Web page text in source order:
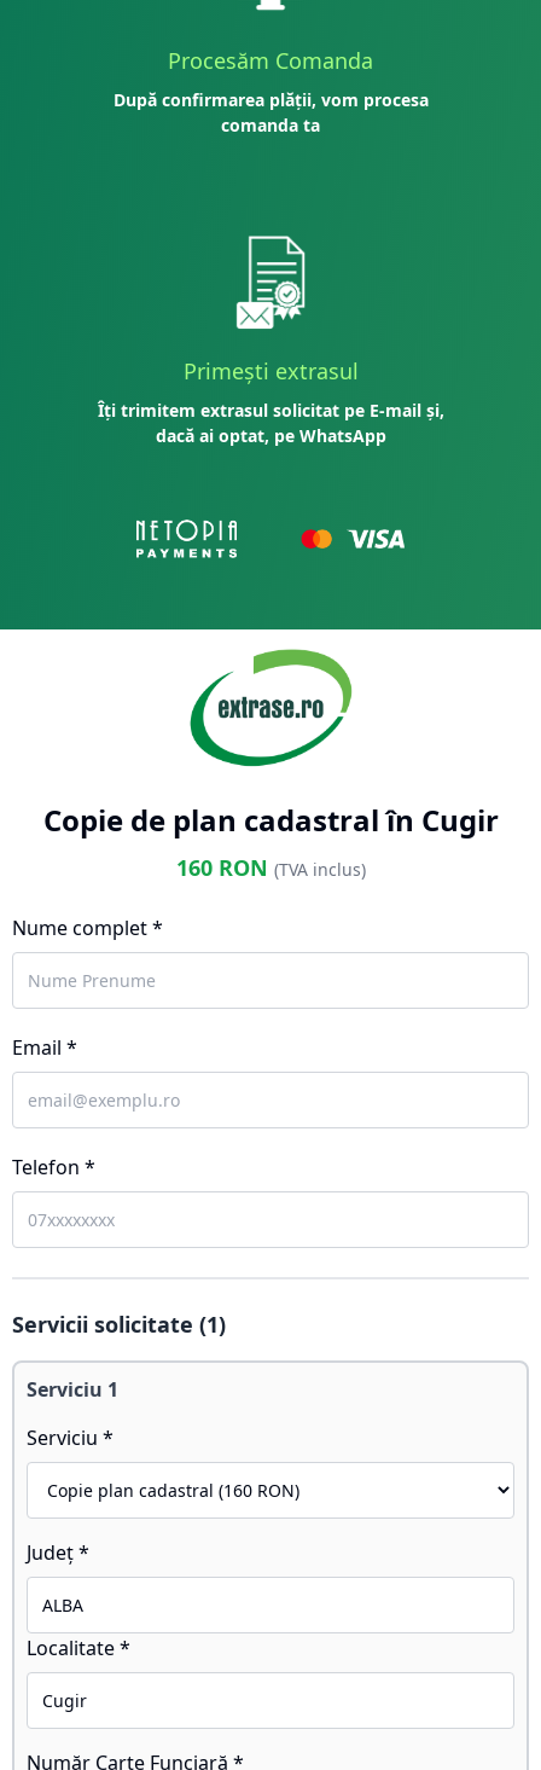
Procesăm Comanda
După confirmarea plății, vom procesa
comanda ta
Primești extrasul
Îți trimitem extrasul solicitat pe E-mail și,
dacă ai optat, pe WhatsApp
Copie de plan cadastral în Cugir
160RON (TVA inclus)
Nume complet *
Email *
Telefon *
Servicii solicitate (1)
Serviciu 1
Serviciu *
Județ *
Localitate *
Număr Carte Funciară *